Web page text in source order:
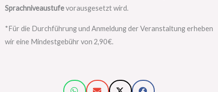
Sprachniveaustufevorausgesetzt wird.
*Für die Durchführung und Anmeldung der Veranstaltung erheben
wir eine Mindestgebühr von 2,90 €.